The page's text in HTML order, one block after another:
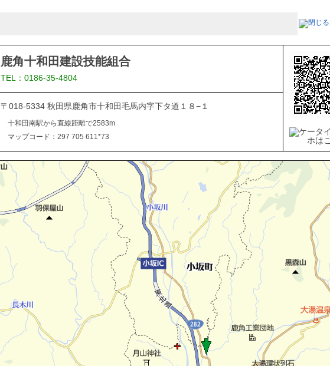
鹿角十和田建設技能組合
TEL：0186-35-4804
〒018-5334 秋田県鹿角市十和田毛馬内字下タ道１８−１
十和田南駅から直線距離で2583m
マップコード：297 705 611*73